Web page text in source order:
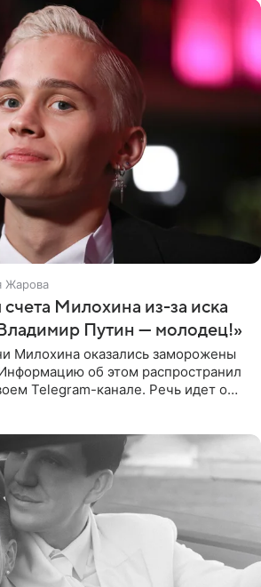
Жарова
Милохина из-за иска
Путин — молодец!»
Милохина оказались заморожены
об этом распространил
Telegram-канале. Речь идет о